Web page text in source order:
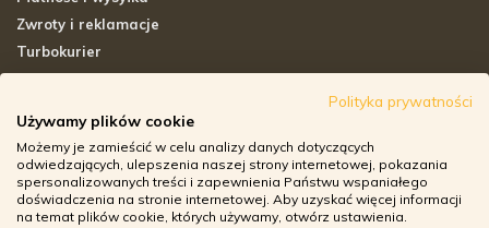
Zwroty i reklamacje
Turbokurier
Adresy sklepów stacjonarnych
Godziny otwarcia sklepów
Aplikacja zoozone.pl
Zwroty i reklamacje
Polityka prywatności
Używamy plików cookie
Możemy je zamieścić w celu analizy danych dotyczących
odwiedzających, ulepszenia naszej strony internetowej, pokazania
spersonalizowanych treści i zapewnienia Państwu wspaniałego
doświadczenia na stronie internetowej. Aby uzyskać więcej informacji
na temat plików cookie, których używamy, otwórz ustawienia.